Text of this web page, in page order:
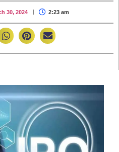
30, 2024 2:23 am